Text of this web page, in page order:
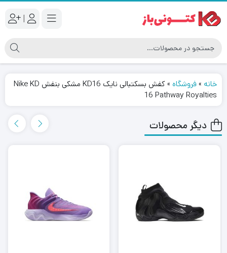
|
خانه »فروشگاه »
کفش بسکتبالی نایک KD16 مشکی بنفش Nike KD
16 Pathway Royalties
دیگر محصولات